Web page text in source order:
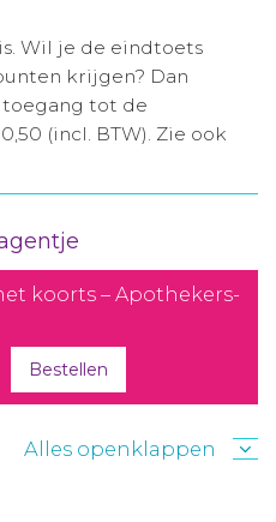
Wil je de eindtoets
krijgen? Dan
toegang tot de
(incl. BTW). Zie ook
koorts – Apothekers-
Bestellen
Alles openklappen